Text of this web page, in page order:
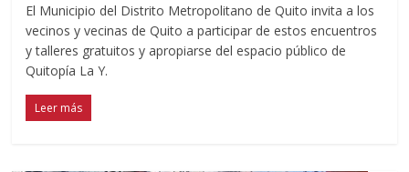
El Municipio del Distrito Metropolitano de Quito invita a los
vecinos y vecinas de Quito a participar de estos encuentros
y talleres gratuitos y apropiarse del espacio público de
Quitopía La Y.
Leer más